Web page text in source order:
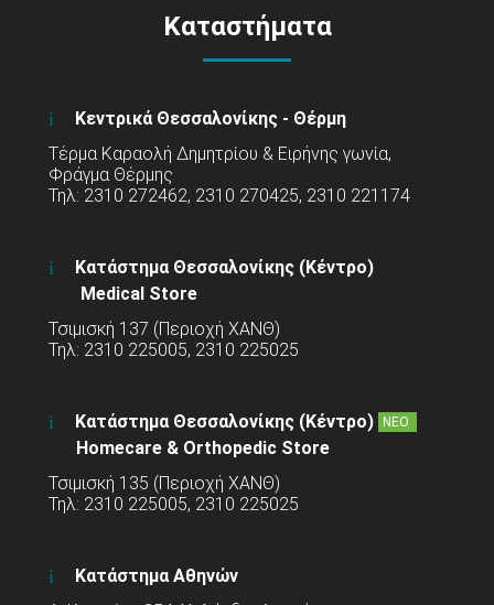
Καταστήματα
Κεντρικά Θεσσαλονίκης - Θέρμη
Τέρμα Καραολή Δημητρίου & Ειρήνης γωνία,
Φράγμα Θέρμης
Τηλ: 2310 272462, 2310 270425, 2310 221174
Κατάστημα Θεσσαλονίκης (Κέντρο)
Medical Store
Τσιμισκή 137 (Περιοχή ΧΑΝΘ)
Τηλ: 2310 225005, 2310 225025
Κατάστημα Θεσσαλονίκης (Κέντρο) ΝΕΟ
Homecare & Orthopedic Store
Τσιμισκή 135 (Περιοχή ΧΑΝΘ)
Τηλ: 2310 225005, 2310 225025
Κατάστημα Αθηνών